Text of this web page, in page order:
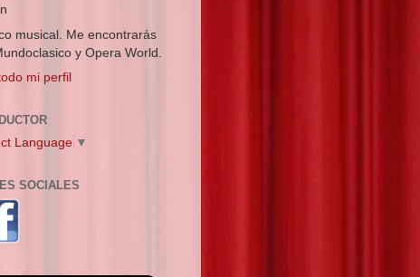
musical. Me encontrarás
y Opera World.
mi perfil
Language ▼
SOCIALES